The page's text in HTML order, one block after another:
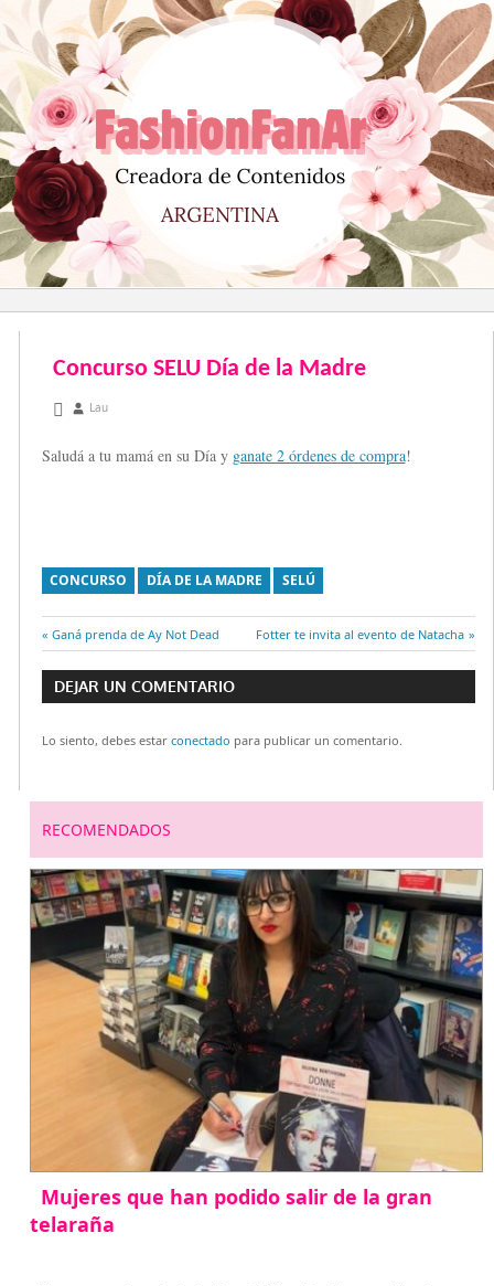
al
contenido
Concurso SELU Día de la Madre
octubre 9, 2012
Lau
Saludá a tu mamá en su Día y ganate 2 órdenes de compra!
CONCURSO DÍA DE LA MADRE SELÚ
Navegación
de
entradas
Entrada
anterior:
Ganá prenda de Ay Not Dead
Entrada
siguiente:
Fotter te invita al evento de Natacha
DEJAR UN COMENTARIO
Lo siento, debes estar conectado para publicar un comentario.
RECOMENDADOS
Mujeres que han podido salir de la gran
telaraña